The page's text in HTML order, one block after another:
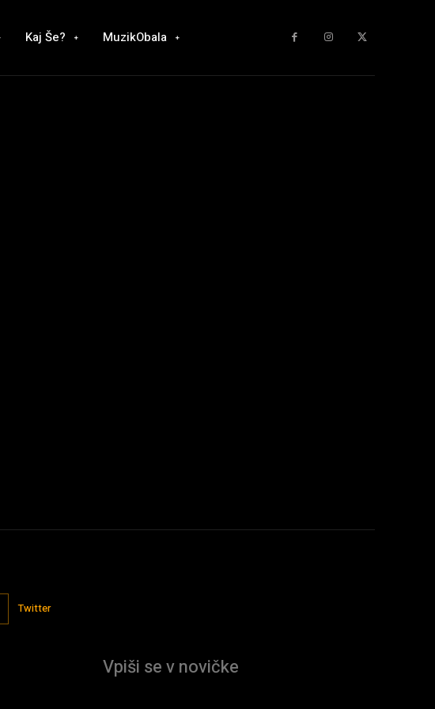
Kaj Še? MuzikObala
Twitter
Vpiši se v novičke